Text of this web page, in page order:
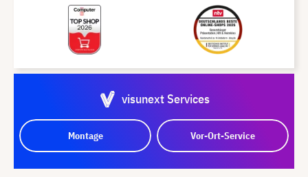
visunext Services
Montage Vor-Ort-Service